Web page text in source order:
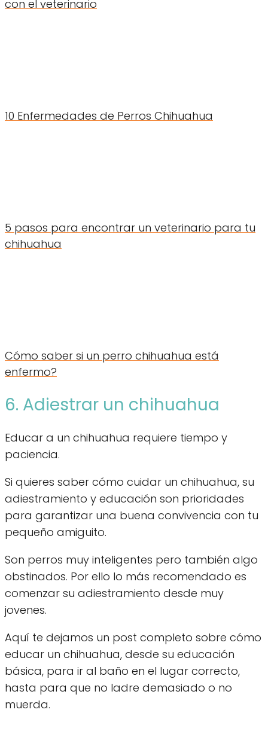
con el veterinario
10 Enfermedades de Perros Chihuahua
5 pasos para encontrar un veterinario para tu
chihuahua
Cómo saber si un perro chihuahua está
enfermo?
6. Adiestrar un chihuahua
Educar a un chihuahua requiere tiempo y
paciencia.
Si quieres saber cómo cuidar un chihuahua, su
adiestramiento y educación son prioridades
para garantizar una buena convivencia con tu
pequeño amiguito.
Son perros muy inteligentes pero también algo
obstinados. Por ello lo más recomendado es
comenzar su adiestramiento desde muy
jovenes.
Aquí te dejamos un post completo sobre cómo
educar un chihuahua, desde su educación
básica, para ir al baño en el lugar correcto,
hasta para que no ladre demasiado o no
muerda.